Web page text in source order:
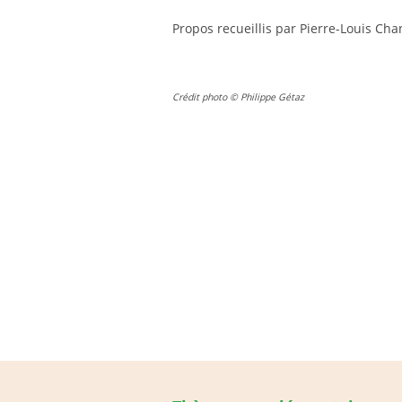
Propos recueillis par Pierre-Louis
Crédit photo © Philippe Gétaz